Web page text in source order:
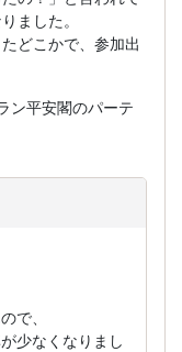
ました。
どこかで、参加出
ン平安閣のパーテ
で、
少なくなりまし